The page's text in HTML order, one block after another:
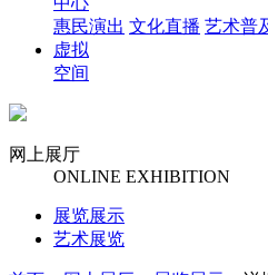
惠民演出 文化直播 艺术普
虚拟
空间
网上展厅
ONLINE EXHIBITION
展览展示
艺术展览